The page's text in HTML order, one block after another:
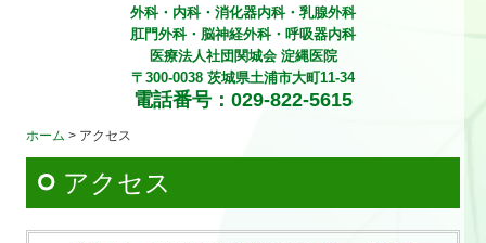
脳神経外科
消化器内科
呼吸器内科
外科・内科・消化器内科・乳腺外科
肛門外科・脳神経外科・呼吸器内科
医療法人社団関城会 淀縄医院
〒300-0038 茨城県土浦市大町11-34
電話番号： 029-822-5615
ホーム アクセス
アクセス